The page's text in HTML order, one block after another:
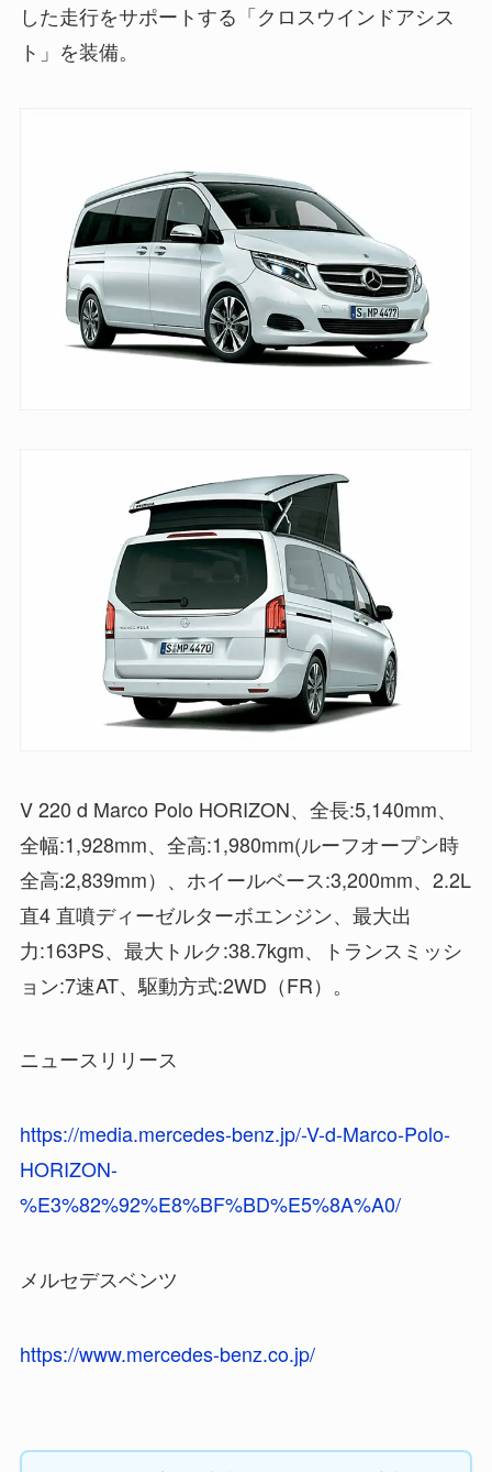
した走行をサポートする「クロスウインドアシス
ト」を装備。
V 220 d Marco Polo HORIZON、全長:5,140mm、
全幅:1,928mm、全高:1,980mm(ルーフオープン時
全高:2,839mm）、ホイールベース:3,200mm、2.2L
直4 直噴ディーゼルターボエンジン、最大出
力:163PS、最大トルク:38.7kgm、トランスミッシ
ョン:7速AT、駆動方式:2WD（FR）。
ニュースリリース
https://media.mercedes-benz.jp/-V-d-Marco-Polo-
HORIZON-
%E3%82%92%E8%BF%BD%E5%8A%A0/
メルセデスベンツ
https://www.mercedes-benz.co.jp/